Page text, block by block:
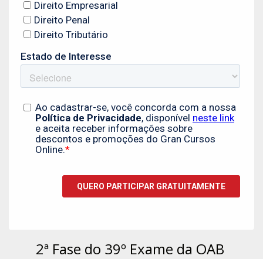
2ª Fase do 39º Exame da OAB